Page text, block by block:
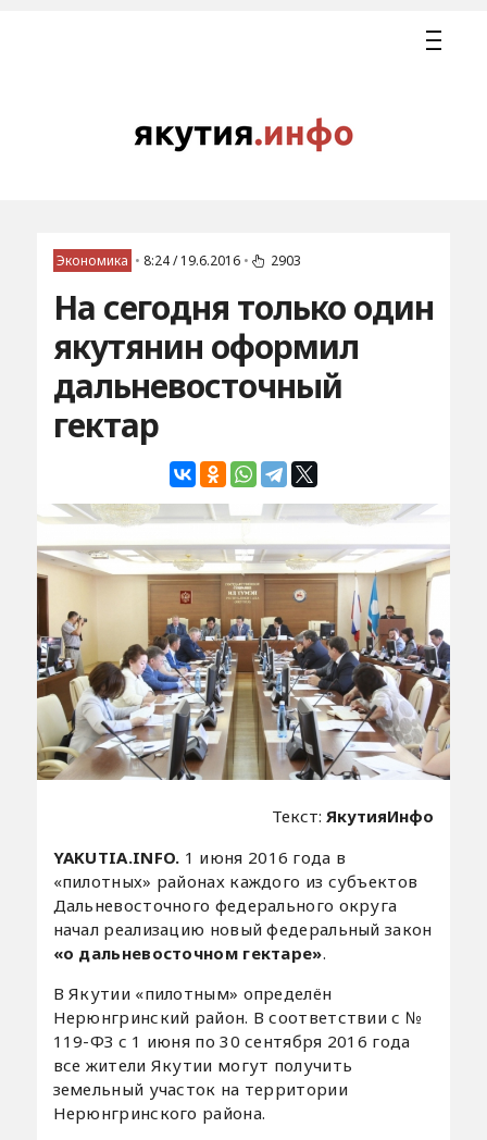
Экономика • 8:24 / 19.6.2016 • 2903
На сегодня только один
якутянин оформил
дальневосточный
гектар
Текст: ЯкутияИнфо
YAKUTIA.INFO. 1 июня 2016 года в
«пилотных» районах каждого из субъектов
Дальневосточного федерального округа
начал реализацию новый федеральный закон
«о дальневосточном гектаре».
В Якутии «пилотным» определён
Нерюнгринский район. В соответствии с №
119-ФЗ с 1 июня по 30 сентября 2016 года
все жители Якутии могут получить
земельный участок на территории
Нерюнгринского района.